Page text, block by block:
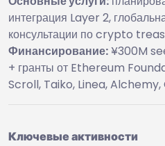
интеграция Layer 2,
консультации по crypto
Финансирование:¥300M
+ гранты от Ethereum
Scroll, Taiko, Linea,
Ключевые активности